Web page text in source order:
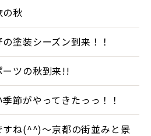
の秋
塗装シーズン到来！！
ーツの秋到来!!
節がやってきたっっ！！
すね(^^)～京都の街並みと景